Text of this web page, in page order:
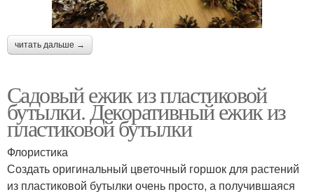
читать дальше →
Садовый ежик из пластиковой
бутылки. Декоративный ежик из
пластиковой бутылки
Флористика
Создать оригинальный цветочный горшок для растений
из пластиковой бутылки очень просто, а получившаяся